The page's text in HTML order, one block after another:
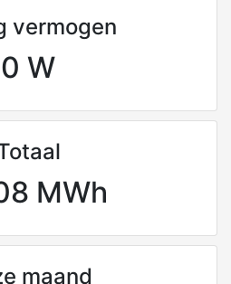
vermogen
0 W
MWh
maand